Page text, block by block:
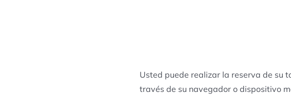
Usted puede realizar la reserva de su
través de su navegador o dispositivo